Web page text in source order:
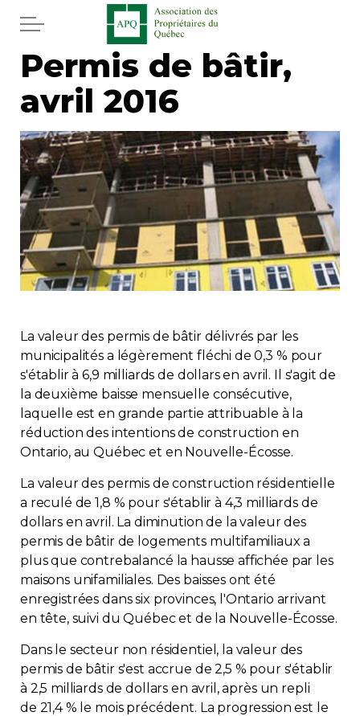
Aller au contenu principal
Accueil
Services
Actualités
Journal
Juridique
Mot de l'éditeur
Divers
Immobilier
Réglementation
Environnement
Rabais APQ
App APQ
Médias
FAQ
Permis de bâtir,
avril 2016
La valeur des permis de bâtir délivrés par les
municipalités a légèrement fléchi de 0,3 % pour
s'établir à 6,9 milliards de dollars en avril. Il s'agit de
la deuxième baisse mensuelle consécutive,
laquelle est en grande partie attribuable à la
réduction des intentions de construction en
Ontario, au Québec et en Nouvelle-Écosse.
La valeur des permis de construction résidentielle
a reculé de 1,8 % pour s'établir à 4,3 milliards de
dollars en avril. La diminution de la valeur des
permis de bâtir de logements multifamiliaux a
plus que contrebalancé la hausse affichée par les
maisons unifamiliales. Des baisses ont été
enregistrées dans six provinces, l'Ontario arrivant
en tête, suivi du Québec et de la Nouvelle-Écosse.
Dans le secteur non résidentiel, la valeur des
permis de bâtir s'est accrue de 2,5 % pour s'établir
à 2,5 milliards de dollars en avril, après un repli
de 21,4 % le mois précédent. La progression est le